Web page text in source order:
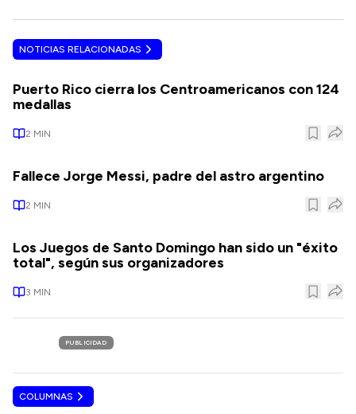
NOTICIAS RELACIONADAS
Puerto Rico cierra los Centroamericanos con 124
medallas
2 MIN
Fallece Jorge Messi, padre del astro argentino
2 MIN
Los Juegos de Santo Domingo han sido un "éxito
total", según sus organizadores
3 MIN
PUBLICIDAD
COLUMNAS